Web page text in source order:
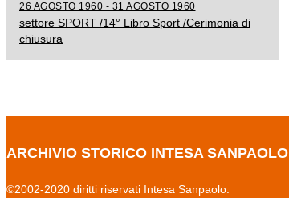
26 AGOSTO 1960 - 31 AGOSTO 1960
settore SPORT /14° Libro Sport /Cerimonia di
chiusura
ARCHIVIO STORICO INTESA SANPAOLO
©2002-2020 diritti riservati Intesa Sanpaolo.